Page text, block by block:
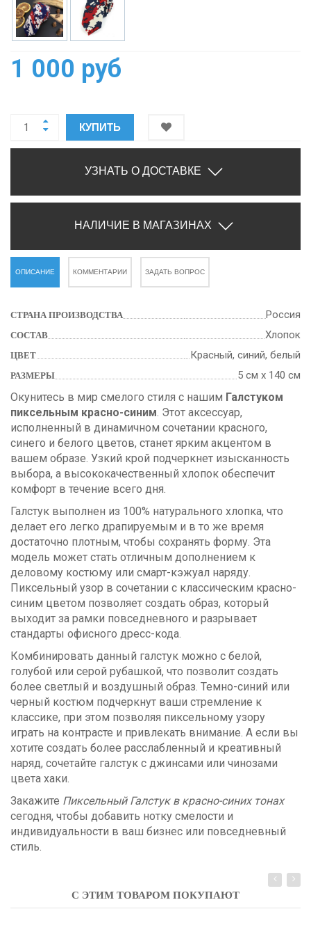
1 000 руб
КУПИТЬ
УЗНАТЬ О ДОСТАВКЕ
НАЛИЧИЕ В МАГАЗИНАХ
ОПИСАНИЕ КОММЕНТАРИИ ЗАДАТЬ ВОПРОС
СТРАНА ПРОИЗВОДСТВА Россия
СОСТАВ Хлопок
ЦВЕТ Красный, синий, белый
РАЗМЕРЫ 5 см х 140 см
Окунитесь в мир смелого стиля с нашим Галстуком
пиксельным красно-синим. Этот аксессуар,
исполненный в динамичном сочетании красного,
синего и белого цветов, станет ярким акцентом в
вашем образе. Узкий крой подчеркнет изысканность
выбора, а высококачественный хлопок обеспечит
комфорт в течение всего дня.
Галстук выполнен из 100% натурального хлопка, что
делает его легко драпируемым и в то же время
достаточно плотным, чтобы сохранять форму. Эта
модель может стать отличным дополнением к
деловому костюму или смарт-кэжуал наряду.
Пиксельный узор в сочетании с классическим красно-
синим цветом позволяет создать образ, который
выходит за рамки повседневного и разрывает
стандарты офисного дресс-кода.
Комбинировать данный галстук можно с белой,
голубой или серой рубашкой, что позволит создать
более светлый и воздушный образ. Темно-синий или
черный костюм подчеркнут ваши стремление к
классике, при этом позволяя пиксельному узору
играть на контрасте и привлекать внимание. А если вы
хотите создать более расслабленный и креативный
наряд, сочетайте галстук с джинсами или чинозами
цвета хаки.
Закажите Пиксельный Галстук в красно-синих тонах
сегодня, чтобы добавить нотку смелости и
индивидуальности в ваш бизнес или повседневный
стиль.
С ЭТИМ ТОВАРОМ ПОКУПАЮТ